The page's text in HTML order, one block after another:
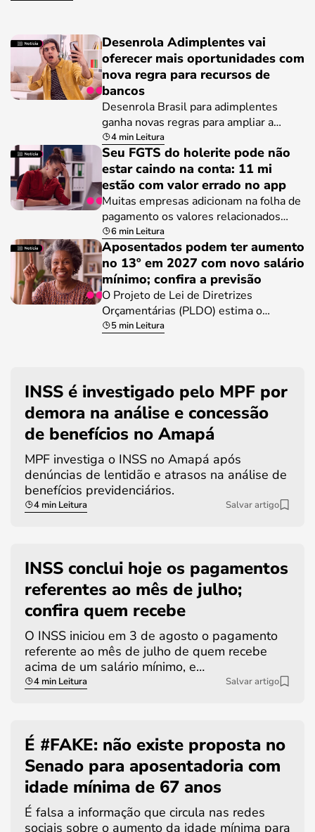
Desenrola Adimplentes vai
oferecer mais oportunidades com
nova regra para recursos de
bancos
Desenrola Brasil para adimplentes
ganha novas regras para ampliar a…
4 min Leitura
Seu FGTS do holerite pode não
estar caindo na conta: 11 mi
estão com valor errado no app
Muitas empresas adicionam na folha de
pagamento os valores relacionados…
6 min Leitura
Aposentados podem ter aumento
no 13º em 2027 com novo salário
mínimo; confira a previsão
O Projeto de Lei de Diretrizes
Orçamentárias (PLDO) estima o…
5 min Leitura
INSS é investigado pelo MPF por
demora na análise e concessão
de benefícios no Amapá
MPF investiga o INSS no Amapá após
denúncias de lentidão e atrasos na análise de
benefícios previdenciários.
4 min Leitura Salvar artigo
INSS conclui hoje os pagamentos
referentes ao mês de julho;
confira quem recebe
O INSS iniciou em 3 de agosto o pagamento
referente ao mês de julho de quem recebe
acima de um salário mínimo, e…
4 min Leitura Salvar artigo
É #FAKE: não existe proposta no
Senado para aposentadoria com
idade mínima de 67 anos
É falsa a informação que circula nas redes
sociais sobre o aumento da idade mínima para